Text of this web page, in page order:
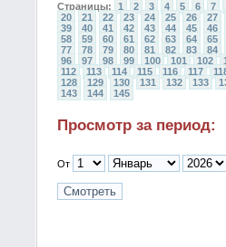
Страницы: 1 2 3 4 5 6
7
20
21 22 23 24 25 26
27
39
40 41 42 43 44 45
46
58
59 60 61 62 63 64
65
77
78 79 80 81 82 83
84
96
97 98 99 100 101 102
112
113 114 115 116 117
128
129 130 131 132 133
143
144 145
Просмотр за период:
От